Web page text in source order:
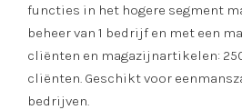
functies in het hogere segment
beheer van 1 bedrijf en met een
cliënten en magazijnartikelen:
cliënten. Geschikt voor
bedrijven.